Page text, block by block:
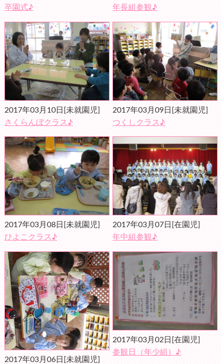
卒園式♪
年長組参観♪
2017年03月10日 [未就園児]
さくらんぼクラス♪
2017年03月09日 [未就園児]
つくしクラス♪
2017年03月08日 [未就園児]
ひよこクラス♪
2017年03月07日 [在園児]
年中組参観♪
2017年03月06日 [未就園児]
2017年03月02日 [在園児]
参観日（年少組）♪